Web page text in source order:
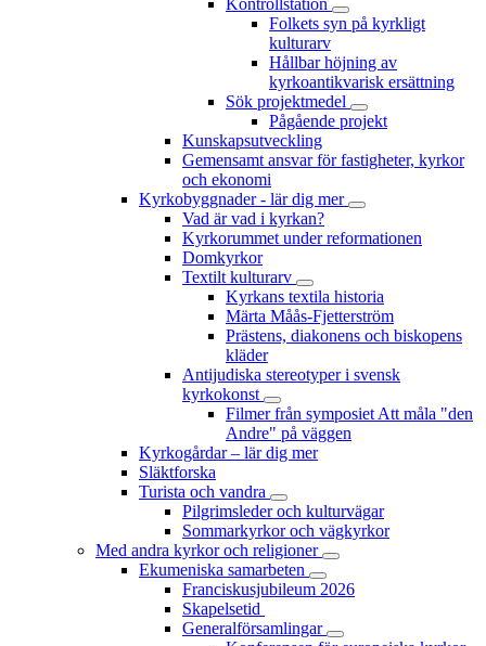
Folkets syn på kyrkligt
kulturarv
Hållbar höjning av
kyrkoantikvarisk ersättning
Sök projektmedel
Pågående projekt
Kunskapsutveckling
Gemensamt ansvar för fastigheter, kyrkor
och ekonomi
Kyrkobyggnader - lär dig mer
Vad är vad i kyrkan?
Kyrkorummet under reformationen
Domkyrkor
Textilt kulturarv
Kyrkans textila historia
Märta Måås-Fjetterström
Prästens, diakonens och biskopens
kläder
Antijudiska stereotyper i svensk
kyrkokonst
Filmer från symposiet Att måla "den
Andre" på väggen
Kyrkogårdar – lär dig mer
Släktforska
Turista och vandra
Pilgrimsleder och kulturvägar
Sommarkyrkor och vägkyrkor
Med andra kyrkor och religioner
Ekumeniska samarbeten
Franciskusjubileum 2026
Skapelsetid
Generalförsamlingar